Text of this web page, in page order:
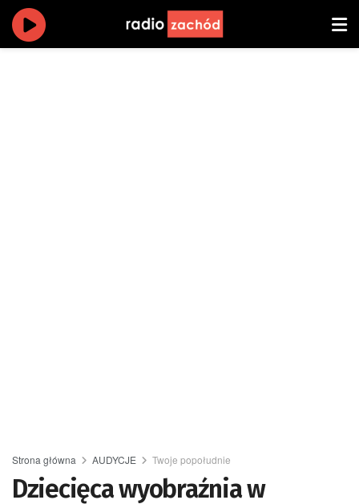
Strona główna AUDYCJE Twoje popołudnie
Dziecięca wyobraźnia w